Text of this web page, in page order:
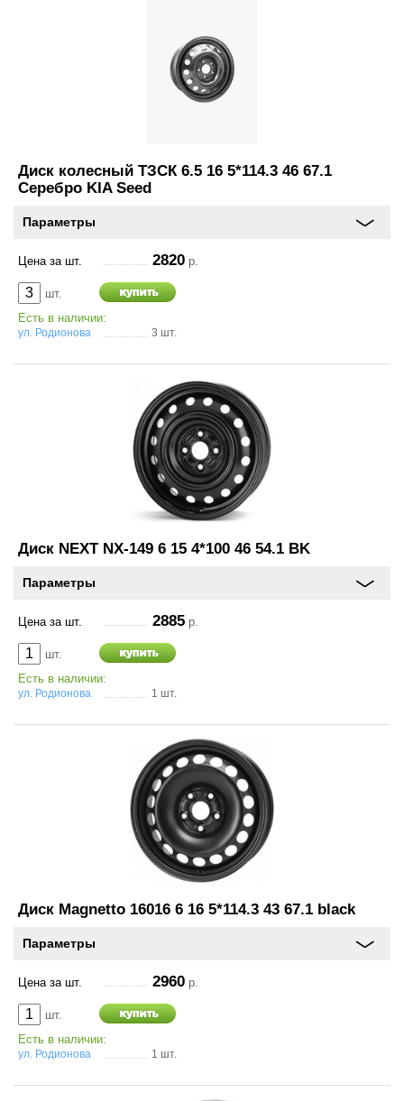
Диск колесный ТЗСК 6.5 16 5*114.3 46 67.1
Серебро KIA Seed
Параметры
Цена за шт. 2820 р.
шт.
Есть в наличии:
ул. Родионова 3 шт.
Диск NEXT NX-149 6 15 4*100 46 54.1 BK
Параметры
Цена за шт. 2885 р.
шт.
Есть в наличии:
ул. Родионова 1 шт.
Диск Magnetto 16016 6 16 5*114.3 43 67.1 black
Параметры
Цена за шт. 2960 р.
шт.
Есть в наличии:
ул. Родионова 1 шт.